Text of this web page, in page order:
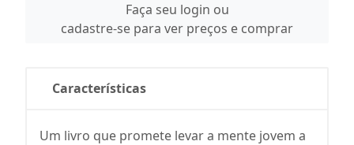
Faça seu login ou
cadastre-se para ver preços e comprar
Características
Um livro que promete levar a mente jovem a